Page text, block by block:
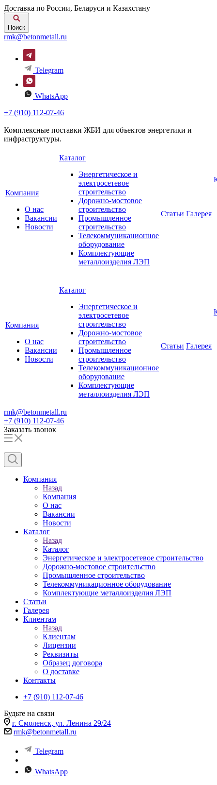
Доставка по России, Беларуси и Казахстану
Поиск
rmk@betonmetall.ru
Telegram
WhatsApp
+7 (910) 112-07-46
Комплексные поставки ЖБИ для объектов энергетики и
инфраструктуры.
Компания
О нас
Вакансии
Новости
Каталог
Энергетическое и
электросетевое
строительство
Дорожно-мостовое
строительство
Промышленное
строительство
Телекоммуникационное
оборудование
Комплектующие
металлоизделия ЛЭП
Статьи Галерея
Компания
О нас
Вакансии
Новости
Каталог
Энергетическое и
электросетевое
строительство
Дорожно-мостовое
строительство
Промышленное
строительство
Телекоммуникационное
оборудование
Комплектующие
металлоизделия ЛЭП
Статьи Галерея
rmk@betonmetall.ru
+7 (910) 112-07-46
Заказать звонок
Компания
Назад
Компания
О нас
Вакансии
Новости
Каталог
Назад
Каталог
Энергетическое и электросетевое строительство
Дорожно-мостовое строительство
Промышленное строительство
Телекоммуникационное оборудование
Комплектующие металлоизделия ЛЭП
Статьи
Галерея
Клиентам
Назад
Клиентам
Лицензии
Реквизиты
Образец договора
О доставке
Контакты
+7 (910) 112-07-46
Будьте на связи
г. Смоленск, ул. Ленина 29/24
rmk@betonmetall.ru
Telegram
WhatsApp